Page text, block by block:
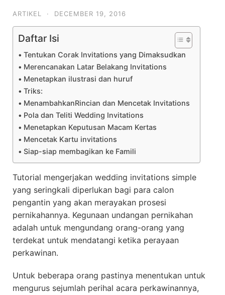
ARTIKEL · DECEMBER 19, 2016
Daftar Isi
Tentukan Corak Invitations yang Dimaksudkan
Merencanakan Latar Belakang Invitations
Menetapkan ilustrasi dan huruf
Triks:
MenambahkanRincian dan Mencetak Invitations
Pola dan Teliti Wedding Invitations
Menetapkan Keputusan Macam Kertas
Mencetak Kartu invitations
Siap-siap membagikan ke Famili
Tutorial mengerjakan wedding invitations simple
yang seringkali diperlukan bagi para calon
pengantin yang akan merayakan prosesi
pernikahannya. Kegunaan undangan pernikahan
adalah untuk mengundang orang-orang yang
terdekat untuk mendatangi ketika perayaan
perkawinan.
Untuk beberapa orang pastinya menentukan untuk
mengurus sejumlah perihal acara perkawinannya,